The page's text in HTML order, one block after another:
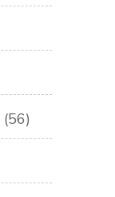
(56)